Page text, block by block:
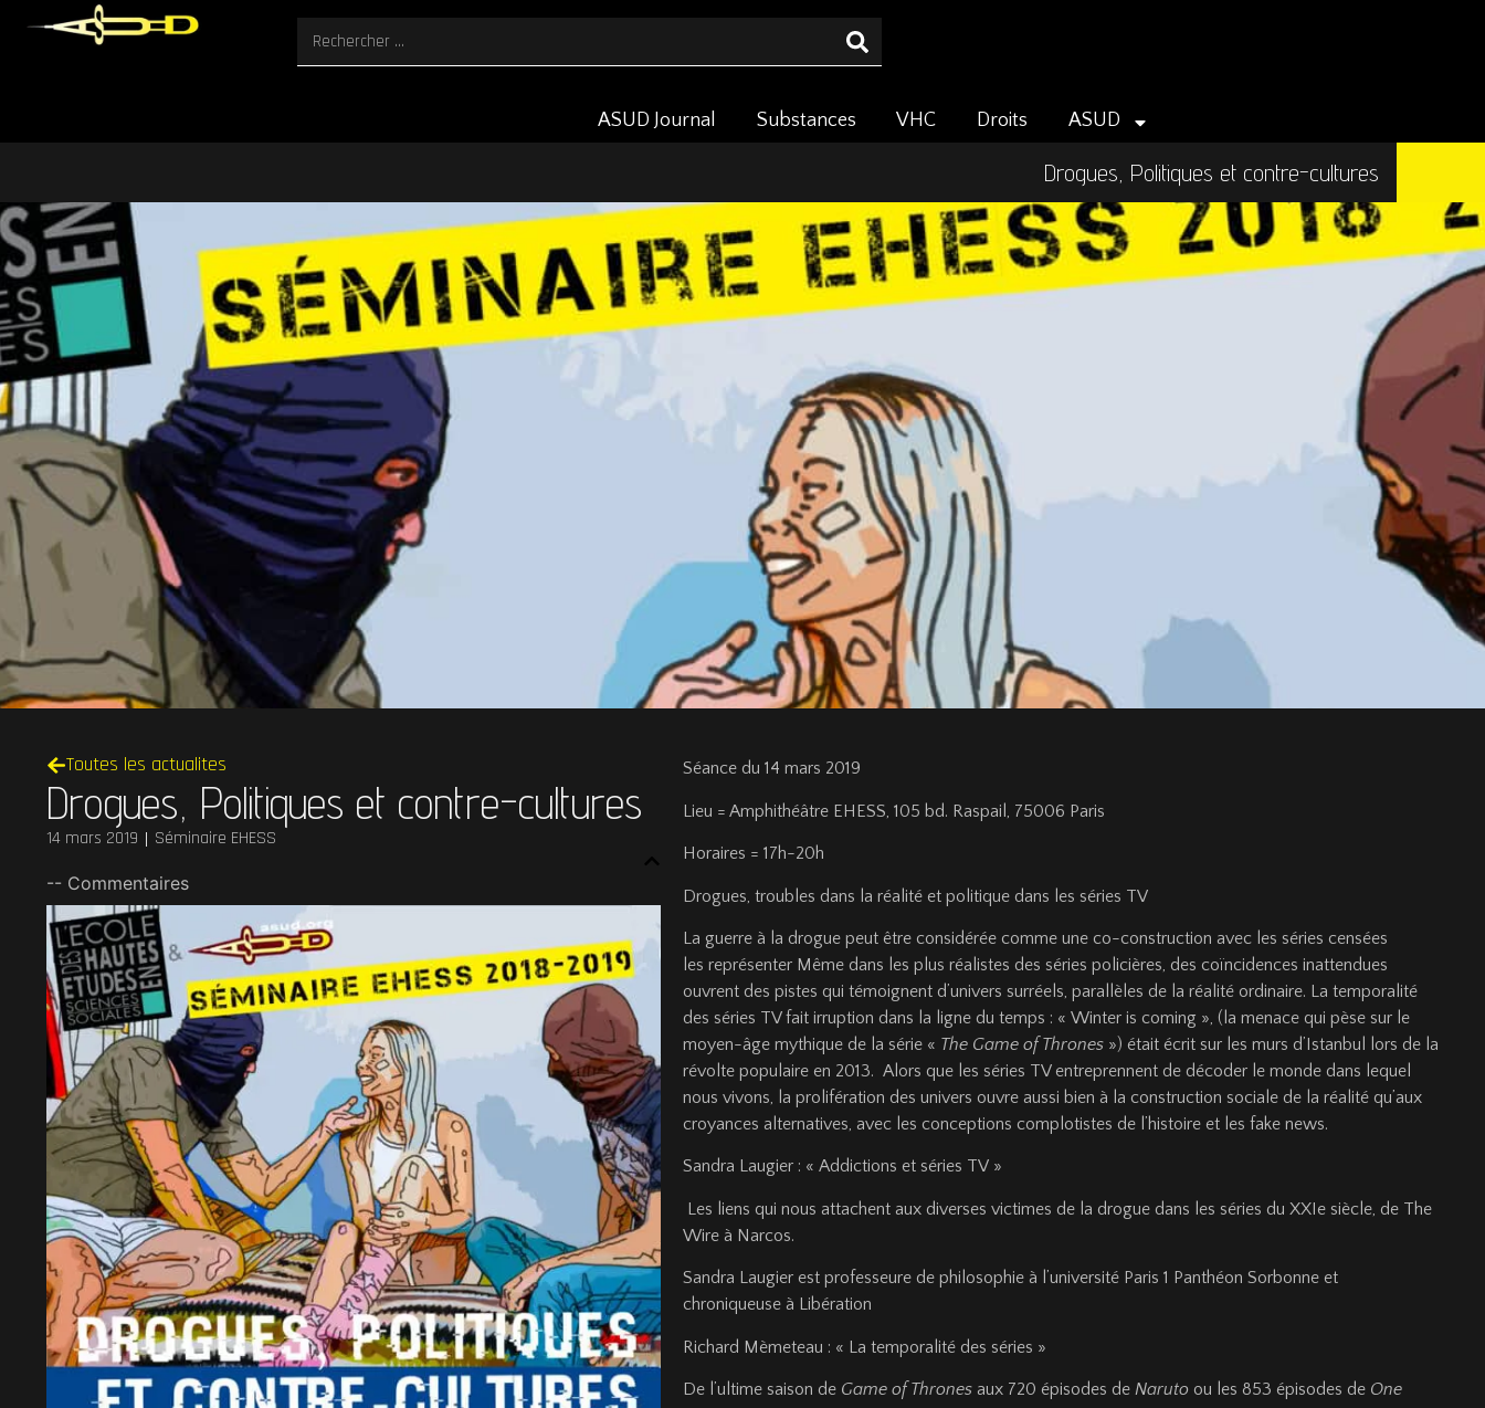
ASUD Journal Substances VHC Droits ASUD
Drogues, Politiques et contre-cultures
Toutes les actualites
Drogues, Politiques et contre-cultures
14 mars 2019 Séminaire EHESS
-- Commentaires
Séance du 14 mars 2019
Lieu = Amphithéâtre EHESS, 105 bd. Raspail, 75006 Paris
Horaires = 17h-20h
Drogues, troubles dans la réalité et politique dans les séries TV
La guerre à la drogue peut être considérée comme une co-construction avec les séries censées
les représenter Même dans les plus réalistes des séries policières, des coïncidences inattendues
ouvrent des pistes qui témoignent d’univers surréels, parallèles de la réalité ordinaire. La temporalité
des séries TV fait irruption dans la ligne du temps : « Winter is coming », (la menace qui pèse sur le
moyen-âge mythique de la série « The Game of Thrones ») était écrit sur les murs d’Istanbul lors de la
révolte populaire en 2013. Alors que les séries TV entreprennent de décoder le monde dans lequel
nous vivons, la prolifération des univers ouvre aussi bien à la construction sociale de la réalité qu’aux
croyances alternatives, avec les conceptions complotistes de l’histoire et les fake news.
Sandra Laugier : « Addictions et séries TV »
Les liens qui nous attachent aux diverses victimes de la drogue dans les séries du XXIe siècle, de The
Wire à Narcos.
Sandra Laugier est professeure de philosophie à l’université Paris 1 Panthéon Sorbonne et
chroniqueuse à Libération
Richard Mèmeteau : « La temporalité des séries »
De l’ultime saison de Game of Thrones aux 720 épisodes de Naruto ou les 853 épisodes de One